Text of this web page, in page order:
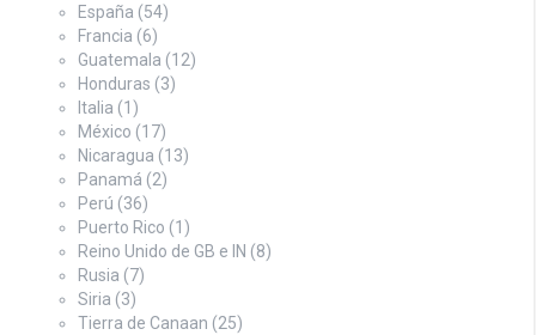
España (54)
Francia (6)
Guatemala (12)
Honduras (3)
Italia (1)
México (17)
Nicaragua (13)
Panamá (2)
Perú (36)
Puerto Rico (1)
Reino Unido de GB e IN (8)
Rusia (7)
Siria (3)
Tierra de Canaan (25)